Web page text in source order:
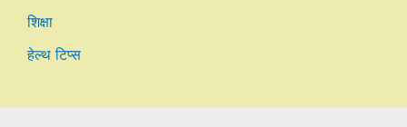
शिक्षा
हेल्थ टिप्स